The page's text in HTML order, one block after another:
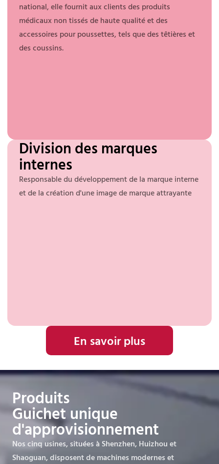
national, elle fournit aux clients des produits
médicaux non tissés de haute qualité et des
accessoires pour poussettes, tels que des têtières et
des coussins.
Division des marques
internes
Responsable du développement de la marque interne
et de la création d'une image de marque attrayante
En savoir plus
Produits
Guichet unique
d'approvisionnement
Nos cinq usines, situées à Shenzhen, Huizhou et
Shaoguan, disposent de machines modernes et